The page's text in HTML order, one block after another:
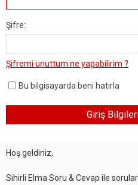
Şifre:
Şifremi unuttum ne yapabilirim ?
Bu bilgisayarda beni hatırla
Hoş geldiniz,
Sihirli Elma Soru & Cevap ile